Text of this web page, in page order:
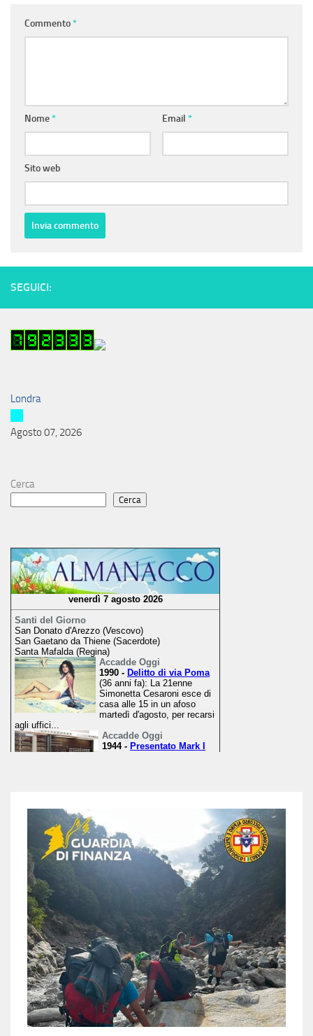
Commento*
Nome* Email *
Sito web
SEGUICI:
Londra
Agosto 07, 2026
Cerca
Cerca